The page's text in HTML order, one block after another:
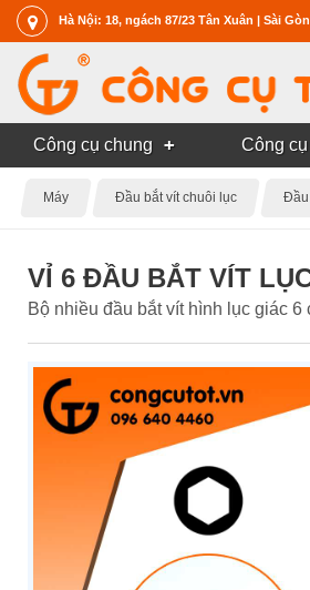
Hà Nội: 18, ngách 87/23 Tân Xuân | Sài
Công cụ chung Công
Máy Đầu bắt vít chuôi lục Đầu
VỈ 6 ĐẦU BẮT VÍT
Bộ nhiều đầu bắt vít hình lục giác